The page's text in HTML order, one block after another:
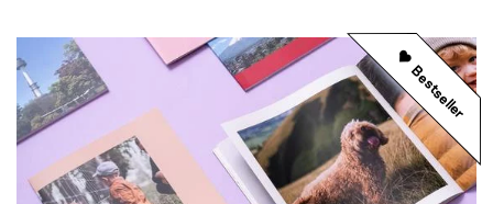
Bestseller